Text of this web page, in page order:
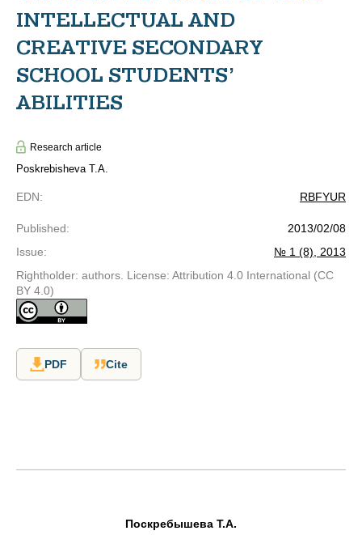
INTELLECTUAL AND
CREATIVE SECONDARY
SCHOOL STUDENTS’
ABILITIES
Research article
Poskrebisheva T.A.
EDN: RBFYUR
Published:
2013/02/08
Issue:
№ 1 (8), 2013
Rightholder: authors. License: Attribution 4.0 International (CC
BY 4.0)
PDF Cite
Поскребышева Т.А.